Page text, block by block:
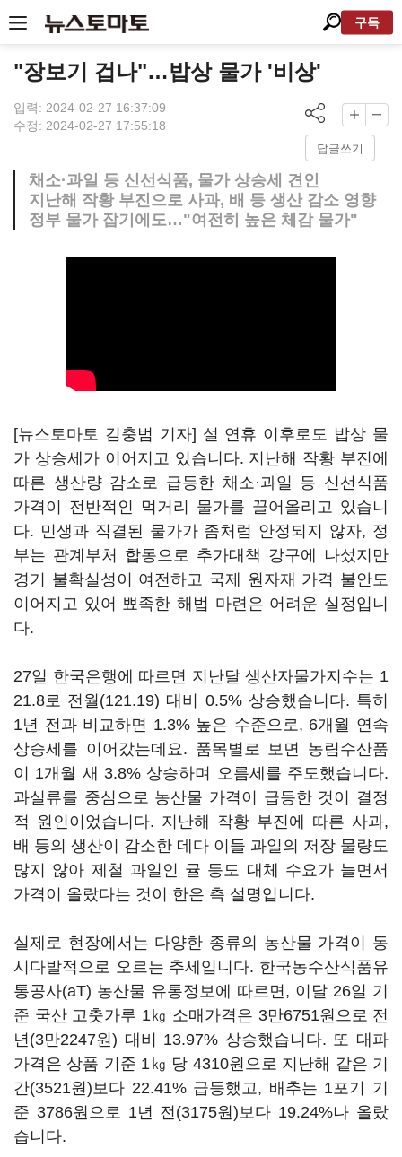
구독
"장보기 겁나"…밥상 물가 '비상'
입력: 2024-02-27 16:37:09
수정: 2024-02-27 17:55:18
답글쓰기
채소·과일 등 신선식품, 물가 상승세 견인
지난해 작황 부진으로 사과, 배 등 생산 감소 영향
정부 물가 잡기에도…"여전히 높은 체감 물가"
[뉴스토마토 김충범 기자] 설 연휴 이후로도 밥상 물
가 상승세가 이어지고 있습니다. 지난해 작황 부진에
따른 생산량 감소로 급등한 채소·과일 등 신선식품
가격이 전반적인 먹거리 물가를 끌어올리고 있습니
다. 민생과 직결된 물가가 좀처럼 안정되지 않자, 정
부는 관계부처 합동으로 추가대책 강구에 나섰지만
경기 불확실성이 여전하고 국제 원자재 가격 불안도
이어지고 있어 뾰족한 해법 마련은 어려운 실정입니
다.
27일 한국은행에 따르면 지난달 생산자물가지수는 1
21.8로 전월(121.19) 대비 0.5% 상승했습니다. 특히
1년 전과 비교하면 1.3% 높은 수준으로, 6개월 연속
상승세를 이어갔는데요. 품목별로 보면 농림수산품
이 1개월 새 3.8% 상승하며 오름세를 주도했습니다.
과실류를 중심으로 농산물 가격이 급등한 것이 결정
적 원인이었습니다. 지난해 작황 부진에 따른 사과,
배 등의 생산이 감소한 데다 이들 과일의 저장 물량도
많지 않아 제철 과일인 귤 등도 대체 수요가 늘면서
가격이 올랐다는 것이 한은 측 설명입니다.
실제로 현장에서는 다양한 종류의 농산물 가격이 동
시다발적으로 오르는 추세입니다. 한국농수산식품유
통공사(aT) 농산물 유통정보에 따르면, 이달 26일 기
준 국산 고춧가루 1㎏ 소매가격은 3만6751원으로 전
년(3만2247원) 대비 13.97% 상승했습니다. 또 대파
가격은 상품 기준 1㎏ 당 4310원으로 지난해 같은 기
간(3521원)보다 22.41% 급등했고, 배추는 1포기 기
준 3786원으로 1년 전(3175원)보다 19.24%나 올랐
습니다.